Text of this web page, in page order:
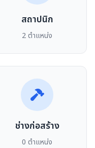
สถาปนิก
2 ตำแหน่ง
ช่างก่อสร้าง
0 ตำแหน่ง